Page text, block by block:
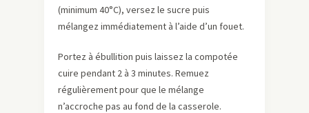
(minimum 40°C), versez le sucre puis
mélangez immédiatement à l’aide d’un fouet.
Portez à ébullition puis laissez la compotée
cuire pendant 2 à 3 minutes. Remuez
régulièrement pour que le mélange
n’accroche pas au fond de la casserole.